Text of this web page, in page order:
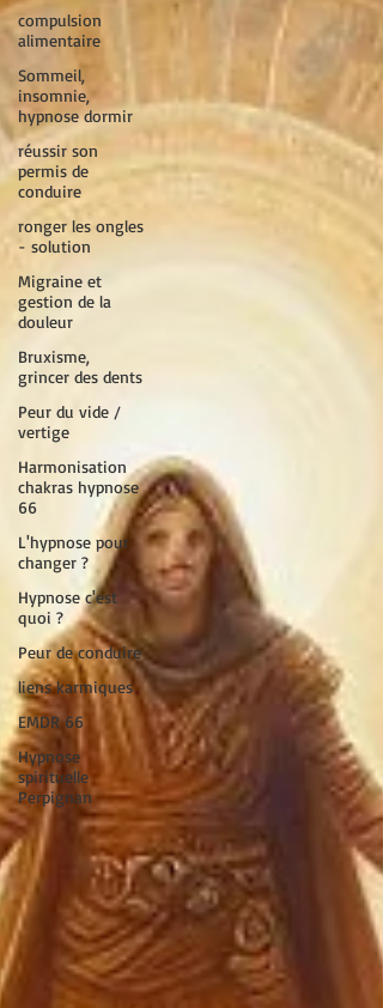
compulsion
alimentaire
Sommeil,
insomnie,
hypnose dormir
réussir son
permis de
conduire
ronger les ongles
- solution
Migraine et
gestion de la
douleur
Bruxisme,
grincer des dents
Peur du vide /
vertige
Harmonisation
chakras hypnose
66
L'hypnose pour
changer ?
Hypnose c'est
quoi ?
Peur de conduire
liens karmiques
EMDR 66
Hypnose
spirituelle
Perpignan